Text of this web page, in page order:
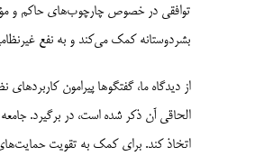
توافقی در خصوص چارچوب‌های حاکم و
بشردوستانه کمک می‌کند و به نفع
از دیدگاه ما، گفتگوها پیرامون
الحاقی آن ذکر شده است، در برگیرد.
اتخاذ کند. برای کمک به تقویت